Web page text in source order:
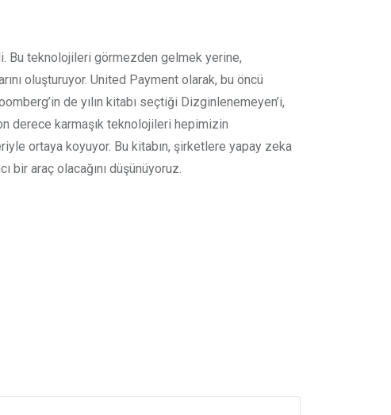
Bu teknolojileri görmezden gelmek yerine,
oluşturuyor. United Payment olarak, bu öncü
de yılın kitabı seçtiği Dizginlenemeyen’i,
derece karmaşık teknolojileri hepimizin
ortaya koyuyor. Bu kitabın, şirketlere yapay zeka
bir araç olacağını düşünüyoruz.